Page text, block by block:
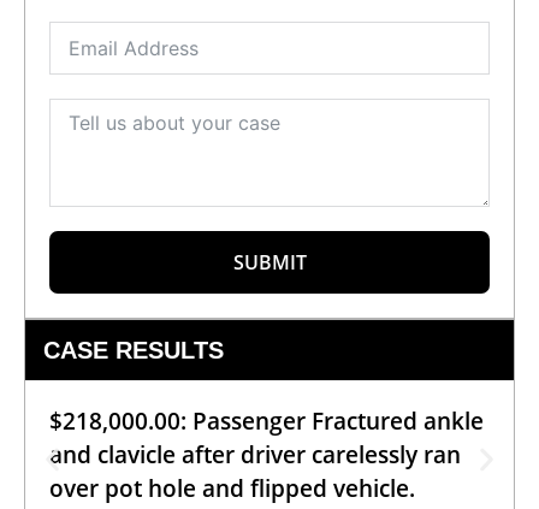
SUBMIT
CASE RESULTS
$218,000.00: Passenger Fractured ankle
and clavicle after driver carelessly ran
over pot hole and flipped vehicle.